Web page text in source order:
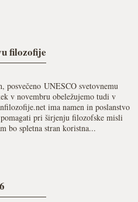
filozofije
posvečeno UNESCO svetovnemu
v novembru obeležujemo tudi v
ima namen in poslanstvo
pri širjenju filozofske misli
bo spletna stran koristna...